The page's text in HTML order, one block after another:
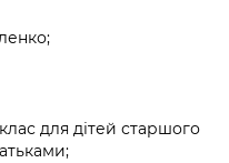
для дітей старшого